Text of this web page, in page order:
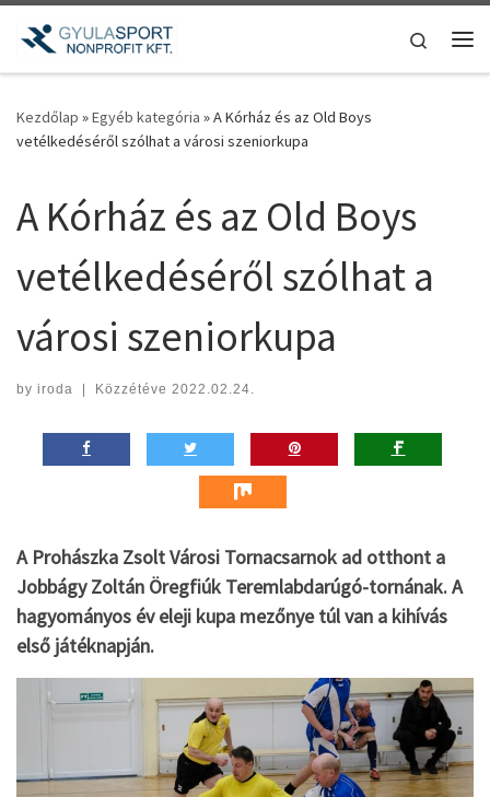
Teljes tartalom megjelenítése
Search
Kezdőlap »Egyéb kategória »A Kórház és az Old Boys
vetélkedéséről szólhat a városi szeniorkupa
A Kórház és az Old Boys
vetélkedéséről szólhat a
városi szeniorkupa
by iroda | Közzétéve 2022.02.24.
A Prohászka Zsolt Városi Tornacsarnok ad otthont a
Jobbágy Zoltán Öregfiúk Teremlabdarúgó-tornának. A
hagyományos év eleji kupa mezőnye túl van a kihívás
első játéknapján.